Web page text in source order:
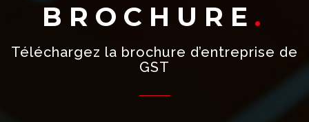
BROCHURE
Téléchargez la brochure d’entreprise de
GST